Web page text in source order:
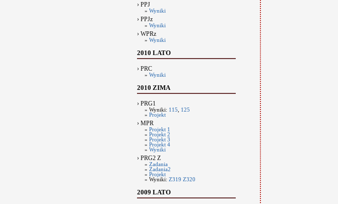
› PPJ
» Wyniki
› PPJz
» Wyniki
› WPRz
» Wyniki
2010 LATO
› PRC
» Wyniki
2010 ZIMA
› PRG1
» Wyniki: 115, 125
» Projekt
› MPR
» Projekt 1
» Projekt 2
» Projekt 3
» Projekt 4
» Wyniki
› PRG2 Z
» Zadania
» Zadania2
» Projekt
» Wyniki: Z319 Z320
2009 LATO